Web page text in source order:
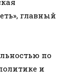
главный
по
и